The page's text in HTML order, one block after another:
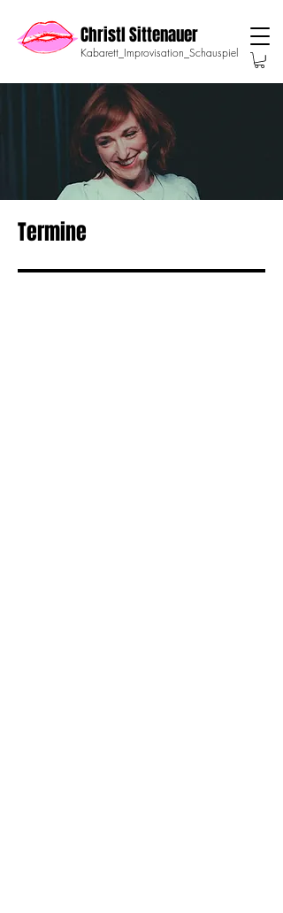
Christl Sittenauer
Kabarett_Improvisation_Schauspiel
Termine